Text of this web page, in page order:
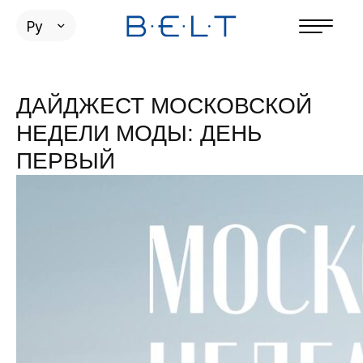
Ру
ДАЙДЖЕСТ МОСКОВСКОЙ
НЕДЕЛИ МОДЫ: ДЕНЬ
ПЕРВЫЙ